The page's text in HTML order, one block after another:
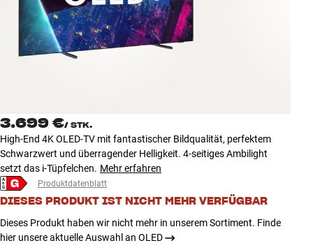
Zubehör
INSPIRATION
NEUHEITEN
ANGEBOTE
Store Finden
Kundendienst
Anmelden
Kundendienst
3.699 €/ STK.
High-End 4K OLED-TV mit fantastischer Bildqualität, perfektem
Schwarzwert und überragender Helligkeit. 4-seitiges Ambilight
setzt das i-Tüpfelchen. Mehr erfahren
Produktdatenblatt
DIESES PRODUKT IST NICHT MEHR VERFÜGBAR
Dieses Produkt haben wir nicht mehr in unserem Sortiment. Finde
hier unsere aktuelle Auswahl an OLED